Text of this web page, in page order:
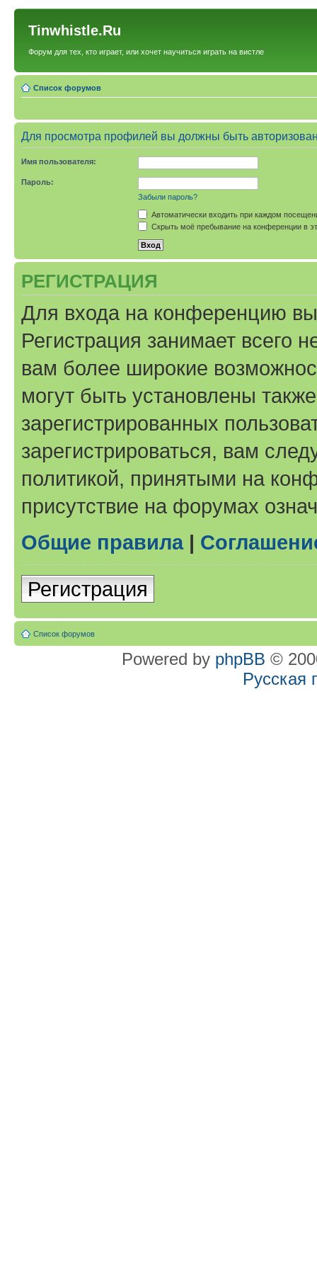
Tinwhistle.Ru
Форум для тех, кто играет, или хочет научиться играть на вистле
Список форумов
Для просмотра профилей вы должны быть
Имя пользователя:
Пароль:
Забыли пароль?
Автоматически входить при каждом
Скрыть моё пребывание на конференции в
РЕГИСТРАЦИЯ
Для входа на конференцию
Регистрация занимает всего
вам более широкие
могут быть установлены
зарегистрированных
зарегистрироваться, вам
политикой, принятыми на
присутствие на форумах
Общие правила|
Регистрация
Список форумов
Powered by phpBB ©
Русская